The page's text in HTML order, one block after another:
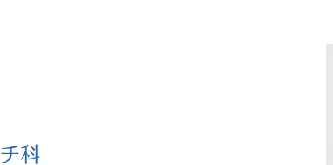
科